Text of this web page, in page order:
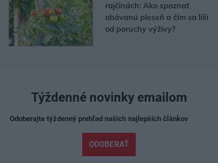
rajčinách: Ako spoznať
obávanú pleseň a čím sa líši
od poruchy výživy?
Týždenné novinky emailom
Odoberajte týždenný prehľad našich najlepších článkov
ODOBERAŤ